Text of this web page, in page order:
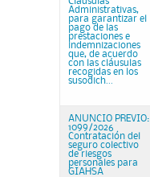
Administrativas,
para garantizar el
pago de las
prestaciones e
indemnizaciones
que, de acuerdo
con las cláusulas
recogidas en los
susodich...
ANUNCIO PREVIO:
1099/2026
Contratación del
seguro colectivo
de riesgos
personales para
GIAHSA